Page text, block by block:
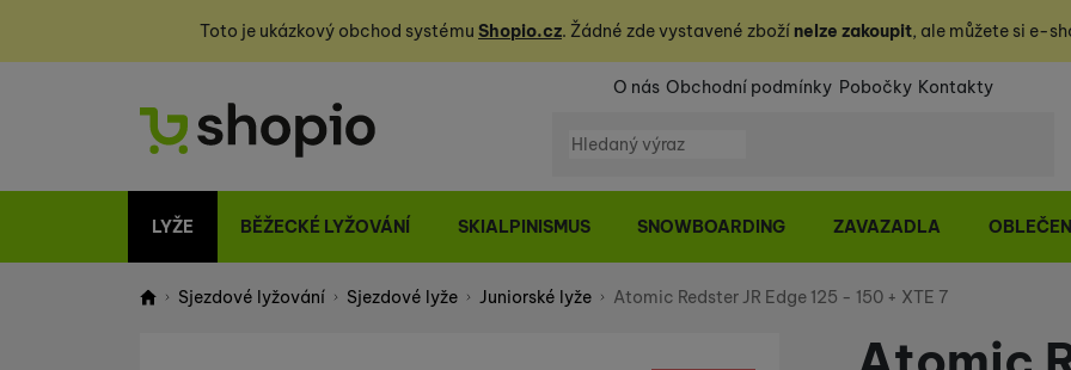
Toto je ukázkový obchod systému Shopio.cz. Žádné zde vystavené zboží nelze zakoupit, ale můžete si e-
O nás Obchodní podmínky Pobočky Kontakty
Vyhledávání
LYŽE BĚŽECKÉ LYŽOVÁNÍ SKIALPINISMUS SNOWBOARDING ZAVAZADLA
Sjezdové lyžování Sjezdové lyže Juniorské lyže Atomic Redster JR Edge 125 - 150 + XTE 7